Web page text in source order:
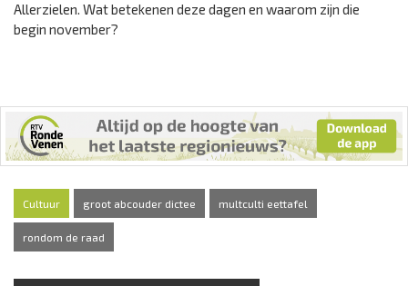
Allerzielen. Wat betekenen deze dagen en waarom zijn die
begin november?
Cultuur groot abcouder dictee multculti eettafel
rondom de raad